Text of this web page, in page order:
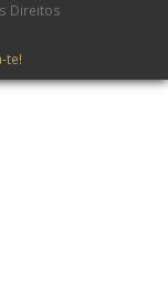
Direitos
te!